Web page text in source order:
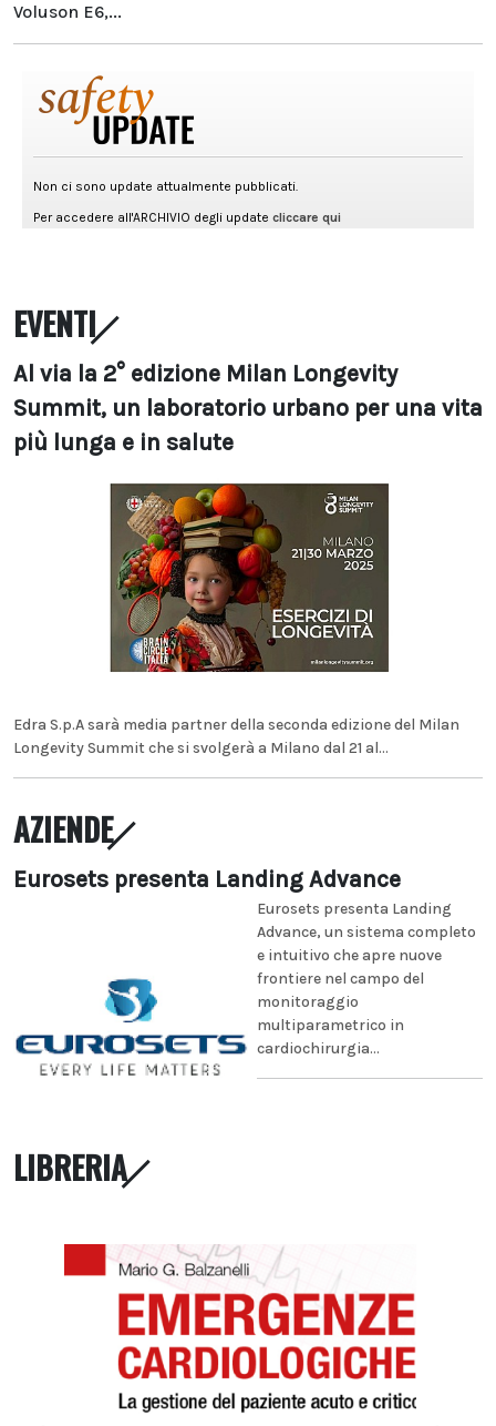
Voluson E6,...
EVENTI
Al via la 2° edizione Milan Longevity
Summit, un laboratorio urbano per una vita
più lunga e in salute
Edra S.p.A sarà media partner della seconda edizione del Milan
Longevity Summit che si svolgerà a Milano dal 21 al...
AZIENDE
Eurosets presenta Landing Advance
Eurosets presenta Landing
Advance, un sistema completo
e intuitivo che apre nuove
frontiere nel campo del
monitoraggio
multiparametrico in
cardiochirurgia...
LIBRERIA